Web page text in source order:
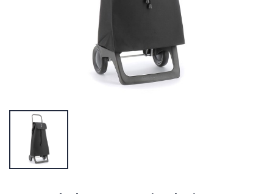
Atornillador d/pos.
worgrip 3.6v.blister
: 19,75€
: 33,14€
Bateria worgrip-
pro 18v.
1.5ah(45567)
PrecioS
P recioH